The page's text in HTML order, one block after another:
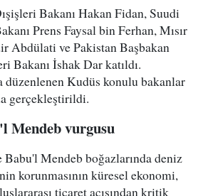
Bakanı Hakan Fidan, Suudi
Prens Faysal bin Ferhan, Mısır
Abdülati ve Pakistan Başbakan
Bakanı İshak Dar katıldı.
düzenlenen Kudüs konulu bakanlar
gerçekleştirildi.
Mendeb vurgusu
Mendeb boğazlarında deniz
korunmasının küresel ekonomi,
ticaret açısından kritik